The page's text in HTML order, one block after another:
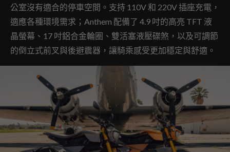
公室沒有適合的停車空間。支持 110V 和 220V 插座充電，
適應各種環境需求；Anthem 配備了 4.9 吋的高亮 TFT 液
晶螢幕、17 吋鋁合金輪圈、雙活塞液壓碟煞，以及可調節
的倒立式前叉與後避震器，讓騎乘感受更加穩定與舒適。